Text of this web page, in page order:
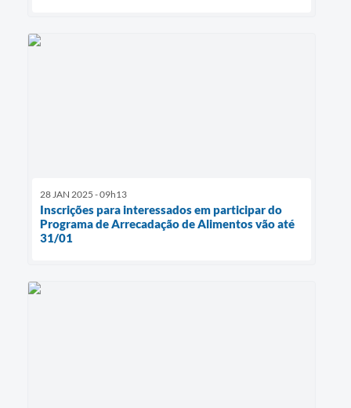
28 JAN 2025 - 09h13
Inscrições para interessados em participar do
Programa de Arrecadação de Alimentos vão até
31/01